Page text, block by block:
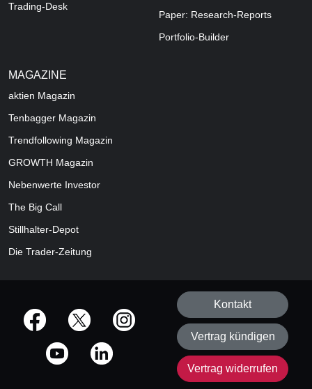
Trading-Desk
Paper: Research-Reports
Portfolio-Builder
MAGAZINE
aktien Magazin
Tenbagger Magazin
Trendfollowing Magazin
GROWTH Magazin
Nebenwerte Investor
The Big Call
Stillhalter-Depot
Die Trader-Zeitung
offizielle Social Media-Accounts
Kontakt
Vertrag kündigen
Vertrag widerrufen